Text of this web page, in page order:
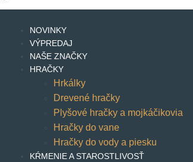
NOVINKY
VÝPREDAJ
NAŠE ZNAČKY
HRAČKY
Hrkálky
Drevené hračky
Plyšové hračky a mojkáčikovia
Hračky do vane
Hračky do vody a piesku
KŔMENIE A STAROSTLIVOSŤ